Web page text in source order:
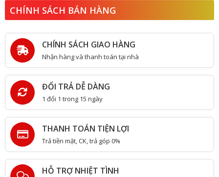
CHÍNH SÁCH BÁN HÀNG
CHÍNH SÁCH GIAO HÀNG
Nhận hàng và thanh toán tại nhà
ĐỔI TRẢ DỄ DÀNG
1 đổi 1 trong 15 ngày
THANH TOÁN TIỆN LỢI
Trả tiền mặt, CK, trả góp 0%
HỖ TRỢ NHIỆT TÌNH